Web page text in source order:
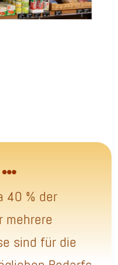
…
40 % der
mehrere
sind für die